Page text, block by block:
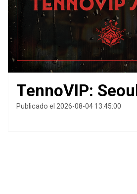
TennoVIP:
Publicado el 2026-08-04 13:45:00